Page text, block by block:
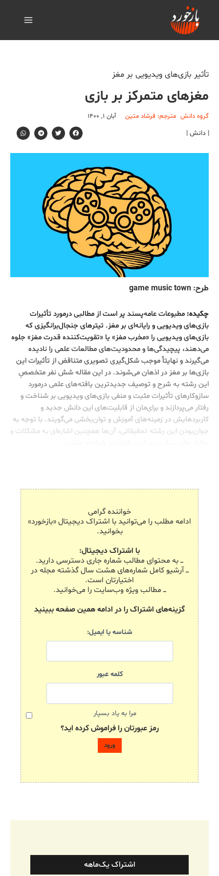
تأثیر بازی‌های ویدیویی بر مغز
مغزهای متمرکز بر بازی
گروه دانش مترجم: فرشاد متین آبان ۱, ۱۴۰۰
| دانش |
طرح: game music town
چکیده: مطبوعات عامه‌پسند پر است از مطالبی درمورد تأثیرات
بازی‌های ویدیویی و رایانه‌ای بر مغز. تیترهای جنجال‌برانگیزی که
بازی‌های ویدیویی را «مخرب مغز» یا «تقویت‌کننده قدرت مغز» جلوه
می‌دهند، پیچیدگی‌ها و محدودیت‌های مطالعات علمی را نادیده
می‌گیرند و نهایتاً موجب شکل‌گیری تصویری متناقض از تأثیرات این
بازی‌ها بر مغز در اذهان می‌شوند. در این مقاله شش نفر متخصصِ
این رشته به شرح و توصیف جدیدترین یافته‌های علمی درمورد
سازوکارهای تأثیرات مثبت و منفی بازی‌های ویدیویی بر شناخت و
رفتار می‌پردازند و برای‌مان از قابلیت‌های این دانش جدید و
کاربردهایش در زمینه‌های آموزش و توان‌بخشی می‌گویند. با توجه به
جوان‌بودن این رشته تحقیقاتی، آن‌ها همچنین اشاره‌ای به مشکلات و
خواننده گرامی
ادامه مطلب را می‌توانید با اشتراک دیجیتال «بازخورد»
بخوانید.
با اشتراک دیجیتال:
ـــ به محتوای مطالب شماره جاری دسترسی دارید.
ـــ آرشیو کامل شماره‌های هشت سال گذشته مجله در
اختیارتان است.
ـــ مطالب ویژه وب‌سایت را می‌خوانید.
گزینه‌های اشتراک را در ادامه همین صفحه ببینید
شناسه یا ایمیل:
کلمه عبور
مرا به یاد بسپار
رمز عبورتان را فراموش کرده اید؟
اشتراک یک‌ماهه